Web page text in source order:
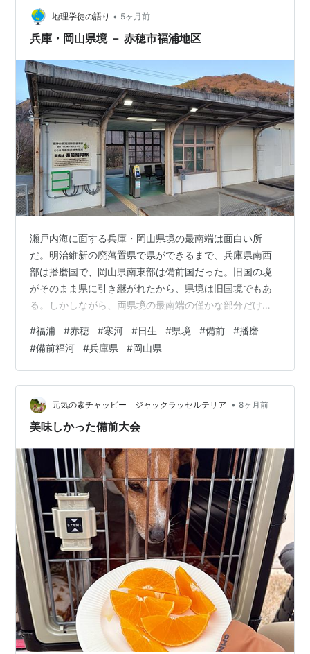
かった 流石に今日は眠いけどね
地理学徒の語り • 5ヶ月前
兵庫・岡山県境 － 赤穂市福浦地区
瀬戸内海に面する兵庫・岡山県境の最南端は面白い所
だ。明治維新の廃藩置県で県ができるまで、兵庫県南西
部は播磨国で、岡山県南東部は備前国だった。旧国の境
がそのまま県に引き継がれたから、県境は旧国境でもあ
る。しかしながら、両県境の最南端の僅かな部分だけは
部分が兵庫県になっているのである。以前から地図で見
て気になっていたのだが、経緯を調べてみると、面白い
史実があった。そして、現地を訪ねてみたのでレポート
する。 兵庫県赤穂市・福浦地区 現在、兵庫県となってい
る旧備前国の部分とは、赤穂市の福浦地区である。兵庫
県と岡山県が発足した当初の県境は、旧国境を踏襲し…
#福浦 #赤穂 #寒河 #日生 #県境 #備前 #播磨
#備前福河 #兵庫県 #岡山県
元気の素チャッピー ジャックラッセルテリア • 8ヶ月前
美味しかった備前大会